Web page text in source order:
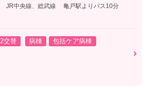
JR中央線、総武線 亀戸駅よりバス10分
2交替 病棟
包括ケア病棟